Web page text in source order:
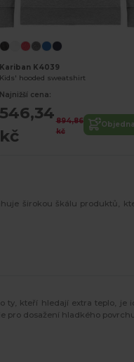
Kariban K4039
Kids' hooded sweatshirt
Najnižší cena:
546,34
kč
894,86
kč
širokou škálu produktů,
ty, kteří hledají extra teplo, je
dosažení hladkého